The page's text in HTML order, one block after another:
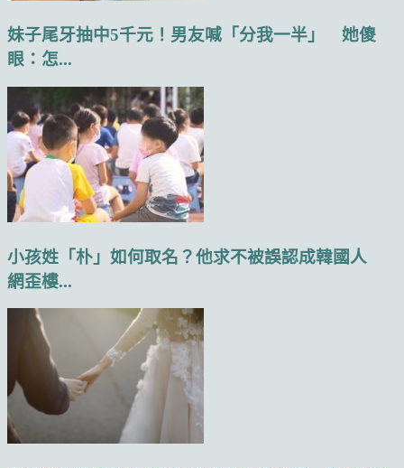
妹子尾牙抽中5千元！男友喊「分我一半」 她傻
眼：怎...
小孩姓「朴」如何取名？他求不被誤認成韓國人
網歪樓...